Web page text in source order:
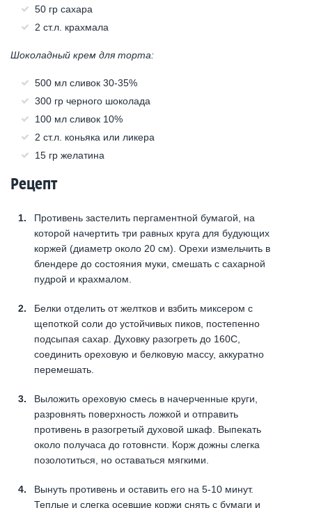
50 гр сахара
2 ст.л. крахмала
Шоколадный крем для торта:
500 мл сливок 30-35%
300 гр черного шоколада
100 мл сливок 10%
2 ст.л. коньяка или ликера
15 гр желатина
Рецепт
Противень застелить пергаментной бумагой, на
которой начертить три равных круга для будующих
коржей (диаметр около 20 см). Орехи измельчить в
блендере до состояния муки, смешать с сахарной
пудрой и крахмалом.
Белки отделить от желтков и взбить миксером с
щепоткой соли до устойчивых пиков, постепенно
подсыпая сахар. Духовку разогреть до 160С,
соединить ореховую и белковую массу, аккуратно
перемешать.
Выложить ореховую смесь в начерченные круги,
разровнять поверхность ложкой и отправить
противень в разогретый духовой шкаф. Выпекать
около получаса до готовнсти. Корж дожны слегка
позолотиться, но оставаться мягкими.
Вынуть противень и оставить его на 5-10 минут.
Теплые и слегка осевшие коржи снять с бумаги и